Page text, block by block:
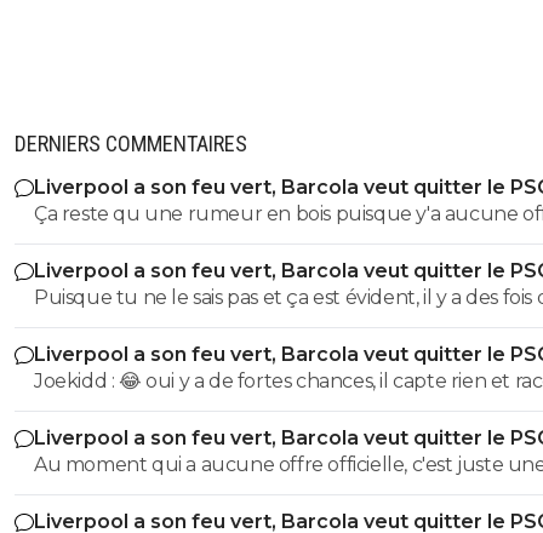
DERNIERS COMMENTAIRES
Liverpool a son feu vert, Barcola veut quitter le
Ça reste qu une rumeur en bois puisque y'a aucune
qui a été faite, ton romano ça reste qu un simple
il sait rien du tout, la seule source fiable c'est la
pour instant ca reste qu une rumeur en bois rien de
Liverpool a son feu vert, Barcola veut quitter le
Puisque tu ne le sais pas et ça est évident, il y a des fois
discussions entre les clubs pour arriver à une
prix acceptable. Et à partir de là, il y a ou non une offre
officielle.
Liverpool a son feu vert, Barcola veut quitter le
Joekidd : 😂 oui y a de fortes chances, il capte rien et
tout ce qui lui sort par la tête sans sources et ceci alors
meme qu il va se contredire, j ai rarement vu ça
Liverpool a son feu vert, Barcola veut quitter le
Au moment qui a aucune offre officielle, c'est juste
rumeur en bois, c'est pas compliqué
Liverpool a son feu vert, Barcola veut quitter le